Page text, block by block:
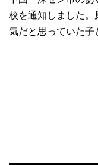
校を通知しました。
気だと思っていた子